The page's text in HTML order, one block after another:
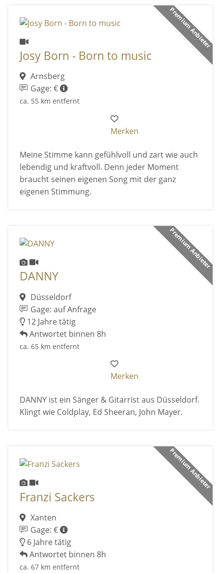
Premium Anbieter
Josy Born - Born to music
Arnsberg
Gage: €
ca. 55 km entfernt
Merken
Meine Stimme kann gefühlvoll und zart wie auch
lebendig und kraftvoll. Denn jeder Moment
braucht seinen eigenen Song mit der ganz
eigenen Stimmung.
Premium Anbieter
DANNY
Düsseldorf
Gage: auf Anfrage
12 Jahre tätig
Antwortet binnen 8h
ca. 65 km entfernt
Merken
DANNY ist ein Sänger & Gitarrist aus Düsseldorf.
Klingt wie Coldplay, Ed Sheeran, John Mayer.
Premium Anbieter
Franzi Sackers
Xanten
Gage: €
6 Jahre tätig
Antwortet binnen 8h
ca. 67 km entfernt